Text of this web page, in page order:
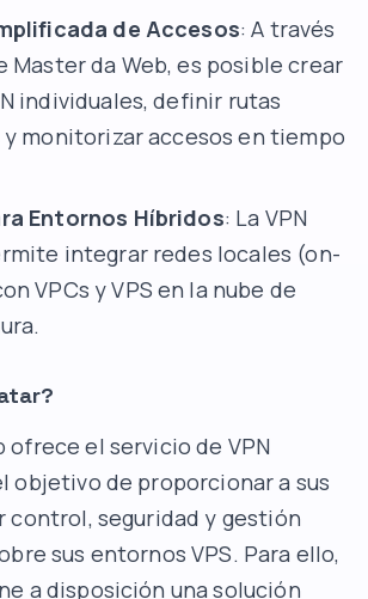
de Accesos: A través
Master da Web, es posible crear
individuales, definir rutas
monitorizar accesos en tiempo
Entornos Híbridos: La VPN
integrar redes locales (on-
VPCs y VPS en la nube de
ofrece el servicio de VPN
objetivo de proporcionar a sus
control, seguridad y gestión
sus entornos VPS. Para ello,
a disposición una solución